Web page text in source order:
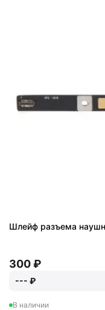
Шлейф разъема
300 ₽
--- ₽
В наличии